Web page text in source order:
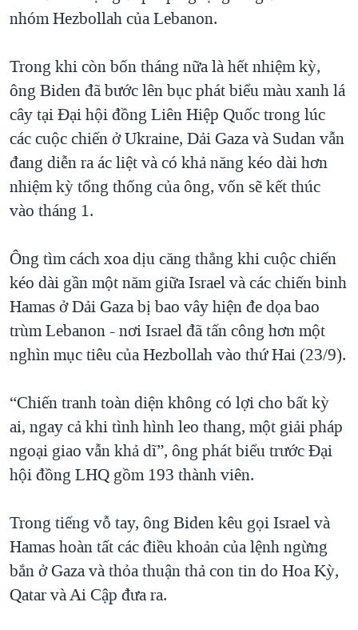
QUAN HỆ VIỆT MỸ
nhóm Hezbollah của Lebanon.
Trong khi còn bốn tháng nữa là hết nhiệm kỳ,
ông Biden đã bước lên bục phát biểu màu xanh lá
cây tại Đại hội đồng Liên Hiệp Quốc trong lúc
các cuộc chiến ở Ukraine, Dải Gaza và Sudan vẫn
đang diễn ra ác liệt và có khả năng kéo dài hơn
nhiệm kỳ tổng thống của ông, vốn sẽ kết thúc
vào tháng 1.
Ông tìm cách xoa dịu căng thẳng khi cuộc chiến
kéo dài gần một năm giữa Israel và các chiến binh
Hamas ở Dải Gaza bị bao vây hiện đe dọa bao
trùm Lebanon - nơi Israel đã tấn công hơn một
nghìn mục tiêu của Hezbollah vào thứ Hai (23/9).
“Chiến tranh toàn diện không có lợi cho bất kỳ
ai, ngay cả khi tình hình leo thang, một giải pháp
ngoại giao vẫn khả dĩ”, ông phát biểu trước Đại
hội đồng LHQ gồm 193 thành viên.
Trong tiếng vỗ tay, ông Biden kêu gọi Israel và
Hamas hoàn tất các điều khoản của lệnh ngừng
bắn ở Gaza và thỏa thuận thả con tin do Hoa Kỳ,
Qatar và Ai Cập đưa ra.